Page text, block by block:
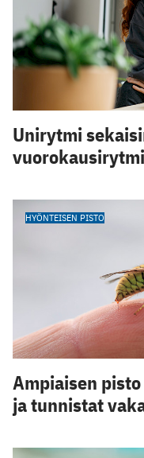
Unirytmi
HYÖNTEISEN PISTO
Ampiaisen
ja tunnistat